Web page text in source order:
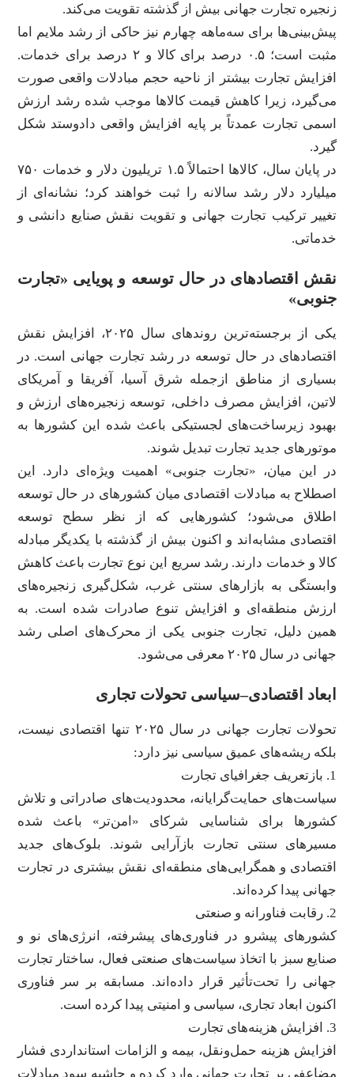
زنجیره تجارت جهانی بیش از گذشته تقویت می‌کند.
پیش‌بینی‌ها برای سه‌ماهه چهارم نیز حاکی از رشد ملایم اما
مثبت است؛ ۰.۵ درصد برای کالا و ۲ درصد برای خدمات.
افزایش تجارت بیشتر از ناحیه حجم مبادلات واقعی صورت
می‌گیرد، زیرا کاهش قیمت کالاها موجب شده رشد ارزش
اسمی تجارت عمدتاً بر پایه افزایش واقعی دادوستد شکل
گیرد.
در پایان سال، کالاها احتمالاً ۱.۵ تریلیون دلار و خدمات ۷۵۰
میلیارد دلار رشد سالانه را ثبت خواهند کرد؛ نشانه‌ای از
تغییر ترکیب تجارت جهانی و تقویت نقش صنایع دانشی و
خدماتی.
نقش اقتصادهای در حال توسعه و پویایی «تجارت
جنوبی»
یکی از برجسته‌ترین روندهای سال ۲۰۲۵، افزایش نقش
اقتصادهای در حال توسعه در رشد تجارت جهانی است. در
بسیاری از مناطق ازجمله شرق آسیا، آفریقا و آمریکای
لاتین، افزایش مصرف داخلی، توسعه زنجیره‌های ارزش و
بهبود زیرساخت‌های لجستیکی باعث شده این کشورها به
موتورهای جدید تجارت تبدیل شوند.
در این میان، «تجارت جنوبی» اهمیت ویژه‌ای دارد. این
اصطلاح به مبادلات اقتصادی میان کشورهای در حال توسعه
اطلاق می‌شود؛ کشورهایی که از نظر سطح توسعه
اقتصادی مشابه‌اند و اکنون بیش از گذشته با یکدیگر مبادله
کالا و خدمات دارند. رشد سریع این نوع تجارت باعث کاهش
وابستگی به بازارهای سنتی غرب، شکل‌گیری زنجیره‌های
ارزش منطقه‌ای و افزایش تنوع صادرات شده است. به
همین دلیل، تجارت جنوبی یکی از محرک‌های اصلی رشد
جهانی در سال ۲۰۲۵ معرفی می‌شود.
ابعاد اقتصادی–سیاسی تحولات تجاری
تحولات تجارت جهانی در سال ۲۰۲۵ تنها اقتصادی نیست،
بلکه ریشه‌های عمیق سیاسی نیز دارد:
1. بازتعریف جغرافیای تجارت
سیاست‌های حمایت‌گرایانه، محدودیت‌های صادراتی و تلاش
کشورها برای شناسایی شرکای «امن‌تر» باعث شده
مسیرهای سنتی تجارت بازآرایی شوند. بلوک‌های جدید
اقتصادی و همگرایی‌های منطقه‌ای نقش بیشتری در تجارت
جهانی پیدا کرده‌اند.
2. رقابت فناورانه و صنعتی
کشورهای پیشرو در فناوری‌های پیشرفته، انرژی‌های نو و
صنایع سبز با اتخاذ سیاست‌های صنعتی فعال، ساختار تجارت
جهانی را تحت‌تأثیر قرار داده‌اند. مسابقه بر سر فناوری
اکنون ابعاد تجاری، سیاسی و امنیتی پیدا کرده است.
3. افزایش هزینه‌های تجارت
افزایش هزینه حمل‌ونقل، بیمه و الزامات استانداردی فشار
مضاعفی بر تجارت جهانی وارد کرده و حاشیه سود مبادلات